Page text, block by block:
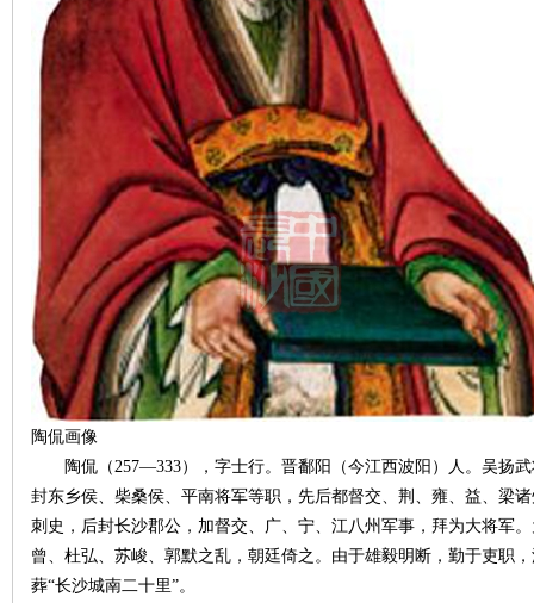
陶侃画像
陶侃（257—333），字士行。晋鄱阳（今江西波阳）人。吴扬武
封东乡侯、柴桑侯、平南将军等职，先后都督交、荆、雍、益、梁
刺史，后封长沙郡公，加督交、广、宁、江八州军事，拜为大将军
曾、杜弘、苏峻、郭默之乱，朝廷倚之。由于雄毅明断，勤于吏职
葬“长沙城南二十里”。